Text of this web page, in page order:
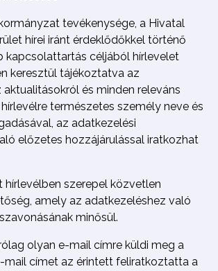
tevékenysége, a Hivatal
hírei iránt érdeklődőkkel történő
kapcsolattartás céljából hírlevelet
keresztül tájékoztatva az
és minden releváns
természetes személy neve és
az adatkezelési
előzetes hozzájárulással iratkozhat
hírlevélben szerepel közvetlen
amely az adatkezeléshez való
minősül.
olyan e-mail címre küldi meg a
mail címet az érintett feliratkoztatta a